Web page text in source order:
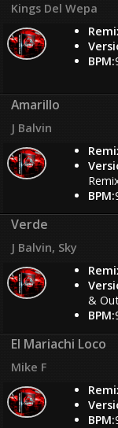
Kings Del Wepa
BPM:
Amarillo
J Balvin
BPM:
Verde
J Balvin, Sky
&
BPM:
El Mariachi Loco
Mike F
BPM: